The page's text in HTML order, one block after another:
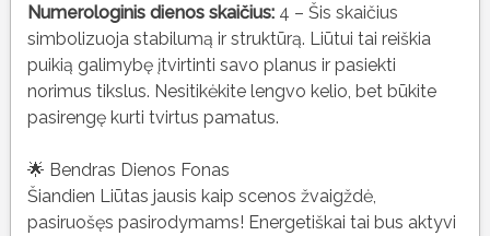
Numerologinis dienos skaičius:4 – Šis skaičius
simbolizuoja stabilumą ir struktūrą. Liūtui tai reiškia
puikią galimybę įtvirtinti savo planus ir pasiekti
norimus tikslus. Nesitikėkite lengvo kelio, bet būkite
pasirengę kurti tvirtus pamatus.
🌟 Bendras Dienos Fonas
Šiandien Liūtas jausis kaip scenos žvaigždė,
pasiruošęs pasirodymams! Energetiškai tai bus aktyvi